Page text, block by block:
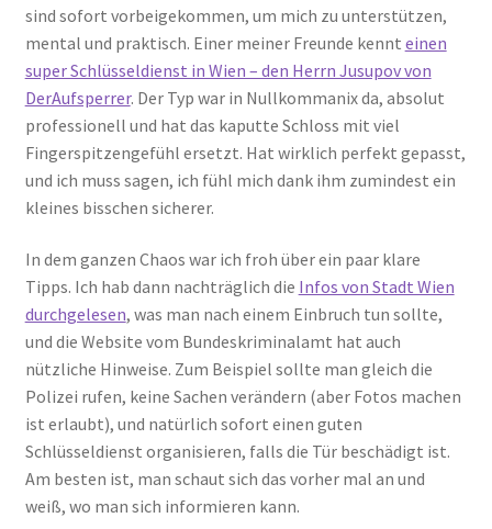
sind sofort vorbeigekommen, um mich zu unterstützen,
mental und praktisch. Einer meiner Freunde kennt einen
super Schlüsseldienst in Wien – den Herrn Jusupov von
DerAufsperrer. Der Typ war in Nullkommanix da, absolut
professionell und hat das kaputte Schloss mit viel
Fingerspitzengefühl ersetzt. Hat wirklich perfekt gepasst,
und ich muss sagen, ich fühl mich dank ihm zumindest ein
kleines bisschen sicherer.
In dem ganzen Chaos war ich froh über ein paar klare
Tipps. Ich hab dann nachträglich die Infos von Stadt Wien
durchgelesen, was man nach einem Einbruch tun sollte,
und die Website vom Bundeskriminalamt hat auch
nützliche Hinweise. Zum Beispiel sollte man gleich die
Polizei rufen, keine Sachen verändern (aber Fotos machen
ist erlaubt), und natürlich sofort einen guten
Schlüsseldienst organisieren, falls die Tür beschädigt ist.
Am besten ist, man schaut sich das vorher mal an und
weiß, wo man sich informieren kann.